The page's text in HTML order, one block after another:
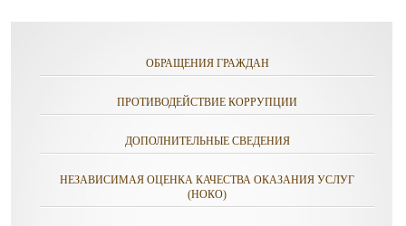
ОБРАЩЕНИЯ ГРАЖДАН
ПРОТИВОДЕЙСТВИЕ КОРРУПЦИИ
ДОПОЛНИТЕЛЬНЫЕ СВЕДЕНИЯ
НЕЗАВИСИМАЯ ОЦЕНКА КАЧЕСТВА ОКАЗАНИЯ УСЛУГ
(НОКО)